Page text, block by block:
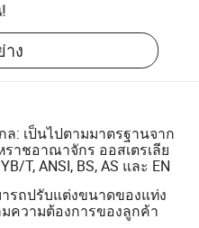
!
าง
: เป็นไปตามมาตรฐานจาก
าชอาณาจักร ออสเตรเลีย
T, ANSI, BS, AS และ EN
รถปรับแต่งขนาดของแท่ง
มความต้องการของลูกค้า